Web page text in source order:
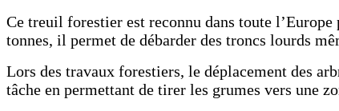
Ce treuil forestier est reconnu dans toute
tonnes, il permet de débarder des troncs lourds
Lors des travaux forestiers, le déplacement des
tâche en permettant de tirer les grumes vers une